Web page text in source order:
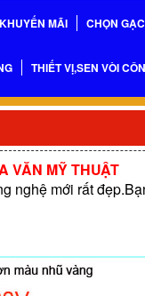
KHUYẾN MÃI CHỌN
THIẾT VỊ,SEN VÒI
VĂN MỸ THUẬT
nghệ mới rất